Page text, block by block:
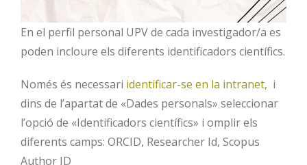
En el perfil personal UPV de cada investigador/a es
poden incloure els diferents identificadors científics.
Només és necessari identificar-se en la intranet, i
dins de l’apartat de «Dades personals» seleccionar
l’opció de «Identificadors científics» i omplir els
diferents camps: ORCID, Researcher Id, Scopus
Author ID